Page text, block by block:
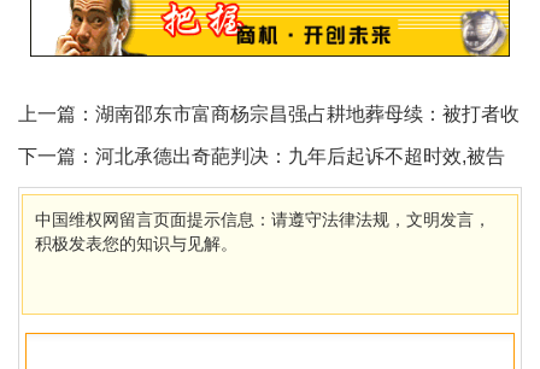
上一篇： 湖南邵东市富商杨宗昌强占耕地葬母续：被打者收
到受案回执，调解不成功
下一篇： 河北承德出奇葩判决：九年后起诉不超时效,被告
竟为原告作证没发现问题
中国维权网留言页面提示信息：请遵守法律法规，文明发言，
积极发表您的知识与见解。